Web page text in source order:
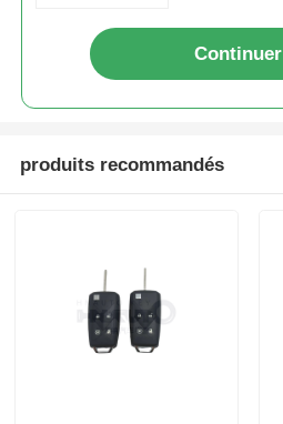
Continuer
produits recommandés